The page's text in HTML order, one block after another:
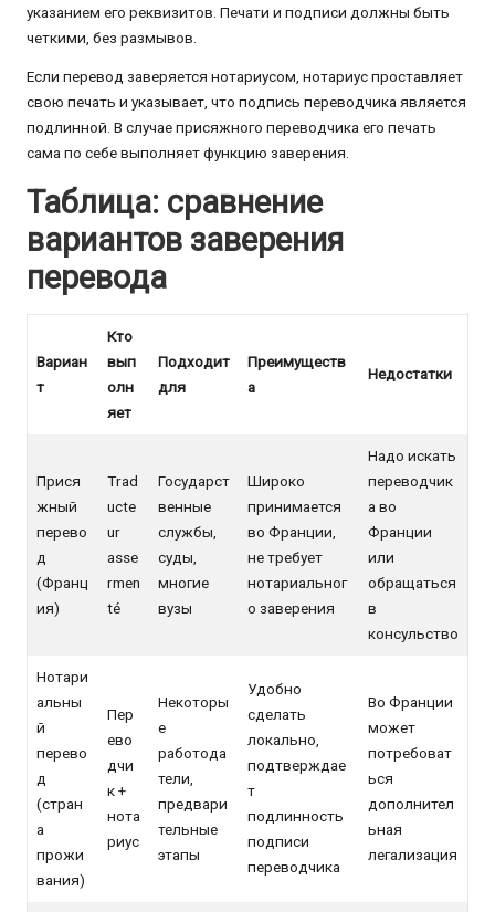
указанием его реквизитов. Печати и подписи должны быть
четкими, без размывов.
Если перевод заверяется нотариусом, нотариус проставляет
свою печать и указывает, что подпись переводчика является
подлинной. В случае присяжного переводчика его печать
сама по себе выполняет функцию заверения.
Таблица: сравнение
вариантов заверения
перевода
Вариан
т
Кто
вып
олн
яет
Подходит
для
Преимуществ
а
Недостатки
Прися
жный
перево
д
(Франц
ия)
Trad
ucte
ur
asse
rmen
té
Государст
венные
службы,
суды,
многие
вузы
Широко
принимается
во Франции,
не требует
нотариальног
о заверения
Надо искать
переводчик
а во
Франции
или
обращаться
в
консульство
Нотари
альны
й
перево
д
(стран
а
прожи
вания)
Пер
ево
дчи
к +
нота
риус
Некоторы
е
работода
тели,
предвари
тельные
этапы
Удобно
сделать
локально,
подтверждае
т
подлинность
подписи
переводчика
Во Франции
может
потребоват
ься
дополнител
ьная
легализация